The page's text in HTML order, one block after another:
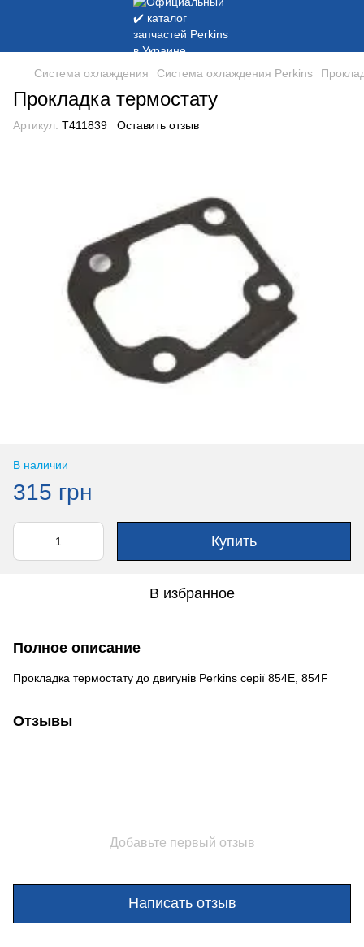
Система охлаждения Система охлаждения Perkins
Прокладка термостату
Артикул: T411839 Оставить отзыв
В наличии
315 грн
Купить
В избранное
Полное описание
Прокладка термостату до двигунів Perkins серії 854Е, 854F
Отзывы
Добавьте первый отзыв
Написать отзыв